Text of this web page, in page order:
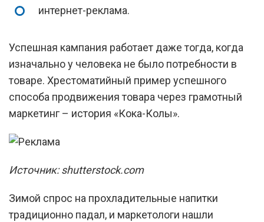
интернет-реклама.
Успешная кампания работает даже тогда, когда
изначально у человека не было потребности в
товаре. Хрестоматийный пример успешного
способа продвижения товара через грамотный
маркетинг – история «Кока-Колы».
Источник: shutterstock.com
Зимой спрос на прохладительные напитки
традиционно падал, и маркетологи нашли